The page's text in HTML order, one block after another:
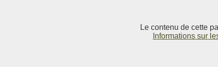
Le contenu de cette
Informations sur